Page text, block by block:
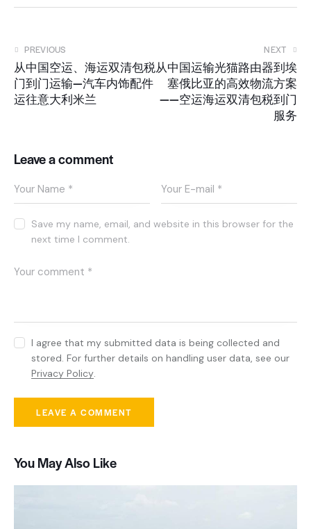
PREVIOUS
从中国空运、海运双清包税
门到门运输—汽车内饰配件
运往意大利米兰
NEXT
从中国运输光猫路由器到埃
塞俄比亚的高效物流方案
——空运海运双清包税到门
服务
Leave a comment
Save my name, email, and website in this browser for the
next time I comment.
I agree that my submitted data is being collected and
stored. For further details on handling user data, see our
Privacy Policy
You May Also Like